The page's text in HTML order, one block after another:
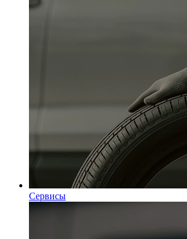
Сервисы